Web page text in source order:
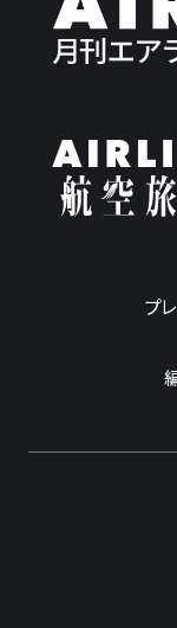
プ